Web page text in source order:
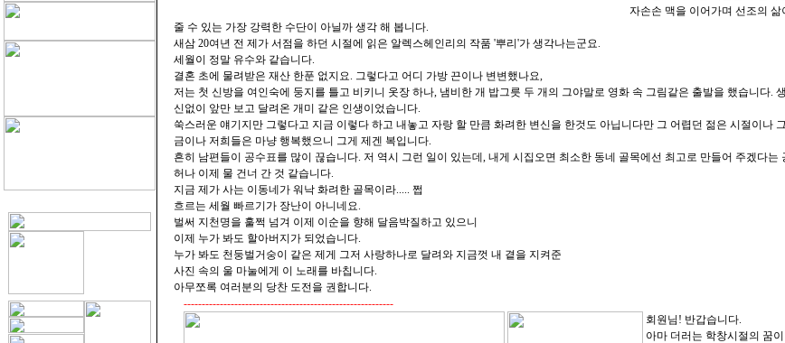
자손손 맥을 이어가며 선조의 삶
줄 수 있는 가장 강력한 수단이 아닐까 생각 해 봅니다.
새삼 20여년 전 제가 서점을 하던 시절에 읽은 알렉스헤인리의 작품 '뿌리'가 생각나는군요.
세월이 정말 유수와 같습니다.
결혼 초에 물려받은 재산 한푼 없지요. 그렇다고 어디 가방 끈이나 변변했나요,
저는 첫 신방을 여인숙에 둥지를 틀고 비키니 옷장 하나, 냄비한 개 밥그릇 두 개의 그야말로 영화 속 그림같은 출발을 했습니다.
신없이 앞만 보고 달려온 개미 같은 인생이었습니다.
쑥스러운 얘기지만 그렇다고 지금 이렇다 하고 내놓고 자랑 할 만큼 화려한 변신을 한것도 아닙니다만 그 어렵던 젊은 시절이나
금이나 저희들은 마냥 행복했으니 그게 제겐 복입니다.
흔히 남편들이 공수표를 많이 끊습니다. 저 역시 그런 일이 있는데, 내게 시집오면 최소한 동네 골목에선 최고로 만들어 주겠다는
허나 이제 물 건너 간 것 같습니다.
지금 제가 사는 이동네가 워낙 화려한 골목이라..... 쩝
흐르는 세월 빠르기가 장난이 아니네요.
벌써 지천명을 훌쩍 넘겨 이제 이순을 향해 달음박질하고 있으니
이제 누가 봐도 할아버지가 되었습니다.
누가 봐도 천둥벌거숭이 같은 제게 그저 사랑하나로 달려와 지금껏 내 곁을 지켜준
사진 속의 울 마눌에게 이 노래를 바칩니다.
아무쪼록 여러분의 당찬 도전을 권합니다.
----------------------------------------------------------
회원님! 반갑습니다.
아마 더러는 학창시절의 꿈